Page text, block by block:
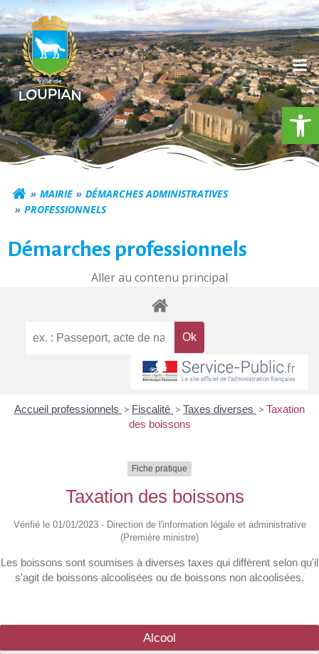
Aller
au
contenu
Commune de
MAIRIE
DÉMARCHES ADMINISTRATIVES
PROFESSIONNELS
Démarches professionnels
Aller au contenu principal
Accueil professionnels > Fiscalité > Taxes diverses > Taxation
des boissons
Fiche pratique
Taxation des boissons
Vérifié le 01/01/2023 - Direction de l'information légale et administrative
(Première ministre)
Les boissons sont soumises à diverses taxes qui diffèrent selon qu'il
s'agit de boissons alcoolisées ou de boissons non alcoolisées.
Alcool